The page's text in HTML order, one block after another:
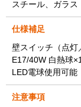
スチール、ガラス
仕様補足
壁スイッチ（点灯
E17/40W 白熱球
LED電球使用可能
注意事項